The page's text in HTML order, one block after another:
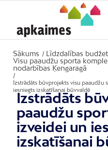
Sākums / Līdzdalības
Visu paaudžu sporta
nodarbības Ķengaragā
/
Izstrādāts būvprojekts visu paaudžu
iesniegts izskatīšanai būvvaldē
Izstrādāts
paaudžu
izveidei un
izskatīšanai